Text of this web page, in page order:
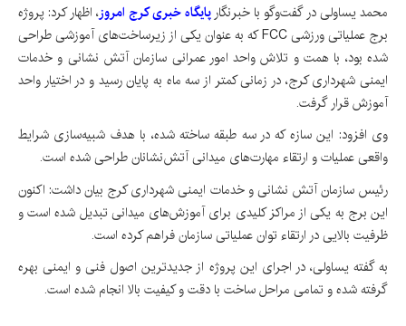
محمد یساولی در گفت‌وگو با خبرنگار پایگاه خبری کرج امروز، اظهار کرد: پروژه
برج عملیاتی ورزشی FCC که به عنوان یکی از زیرساخت‌های آموزشی طراحی
شده بود، با همت و تلاش واحد امور عمرانی سازمان آتش نشانی و خدمات
ایمنی شهرداری کرج، در زمانی کمتر از سه ماه به پایان رسید و در اختیار واحد
آموزش قرار گرفت.
وی افزود: این سازه که در سه طبقه ساخته شده، با هدف شبیه‌سازی شرایط
واقعی عملیات و ارتقاء مهارت‌های میدانی آتش‌نشانان طراحی شده است.
رئیس سازمان آتش نشانی و خدمات ایمنی شهرداری کرج بیان داشت: اکنون
این برج به یکی از مراکز کلیدی برای آموزش‌های میدانی تبدیل شده است و
ظرفیت بالایی در ارتقاء توان عملیاتی سازمان فراهم کرده است.
به گفته یساولی، در اجرای این پروژه از جدیدترین اصول فنی و ایمنی بهره
گرفته شده و تمامی مراحل ساخت با دقت و کیفیت بالا انجام شده است.